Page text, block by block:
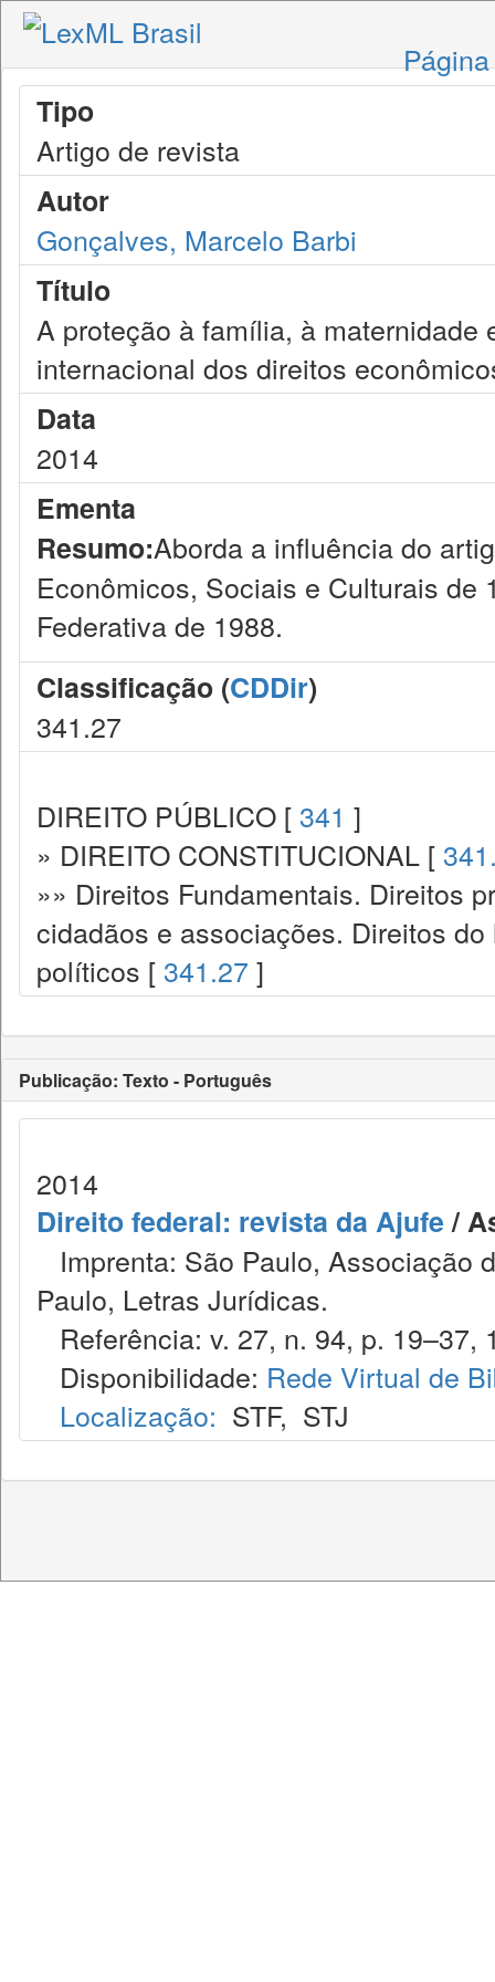
Tipo
Artigo de revista
Autor
Gonçalves, Marcelo Barbi
Título
A proteção à família, à
internacional dos direitos
Data
2014
Ementa
Resumo:Aborda a influência do
Econômicos, Sociais e Culturais
Federativa de 1988.
Classificação (CDDir)
341.27
DIREITO PÚBLICO [ 341 ]
» DIREITO CONSTITUCIONAL [
»» Direitos Fundamentais. Direitos
cidadãos e associações. Direitos
políticos [ 341.27 ]
Publicação: Texto - Português
2014
Direito federal: revista da Ajufe/
Imprenta: São Paulo, Associação
Paulo, Letras Jurídicas.
Referência: v. 27, n. 94, p. 19–37,
Disponibilidade: Rede Virtual de
Localização: STF, STJ